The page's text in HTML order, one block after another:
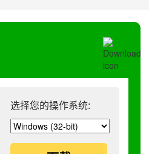
选择您的操作系统: